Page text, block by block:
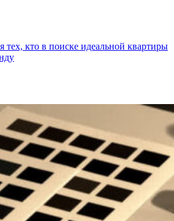
тех, кто в поиске идеальной квартиры